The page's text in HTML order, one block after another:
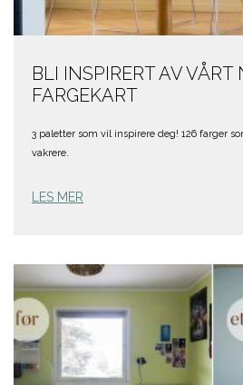
BLI INSPIRERT AV VÅRT
FARGEKART
3 paletter som vil inspirere deg! 126 farger
vakrere.
LES MER